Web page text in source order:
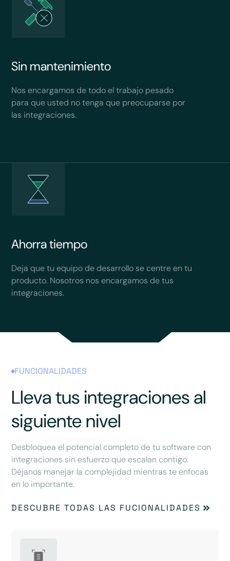
Sin mantenimiento
Nos encargamos de todo el trabajo pesado
para que usted no tenga que preocuparse por
las integraciones.
Ahorra tiempo
Deja que tu equipo de desarrollo se centre en tu
producto. Nosotros nos encargamos de tus
integraciones.
FUNCIONALIDADES
Lleva tus integraciones al
siguiente nivel
Desbloquea el potencial completo de tu software con
integraciones sin esfuerzo que escalan contigo.
Déjanos manejar la complejidad mientras te enfocas
en lo importante.
DESCUBRE TODAS LAS FUCIONALIDADES